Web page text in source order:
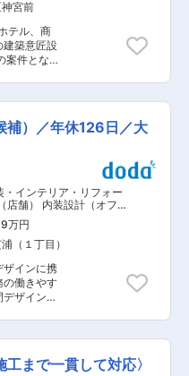
まで、自
しており
通じ、購
化させる
なること
起案を行え
ロジェクト
に、学校や
ます。スピ
する。そ
ることに
していま
、日用雑貨
す。その
して展開
で活用さ
ライアント
庁など含
、病院な
宮前
テル、商
築意匠設
案件となる
築物設計
す。
基本設
きた図面
理業務な
らの受注が
。 【案件
、商業ビ
す。また
【新築改
。 【担当
】残業時
勤はしな
補）／年休126日／大
・インテリア・リフォー
店舗） 内装設計（オフ
万円
（１丁目）
ザインに携
働きやす
ザイン企
」を提案し
などのIT
に関する専
工まで一貫して対応〉